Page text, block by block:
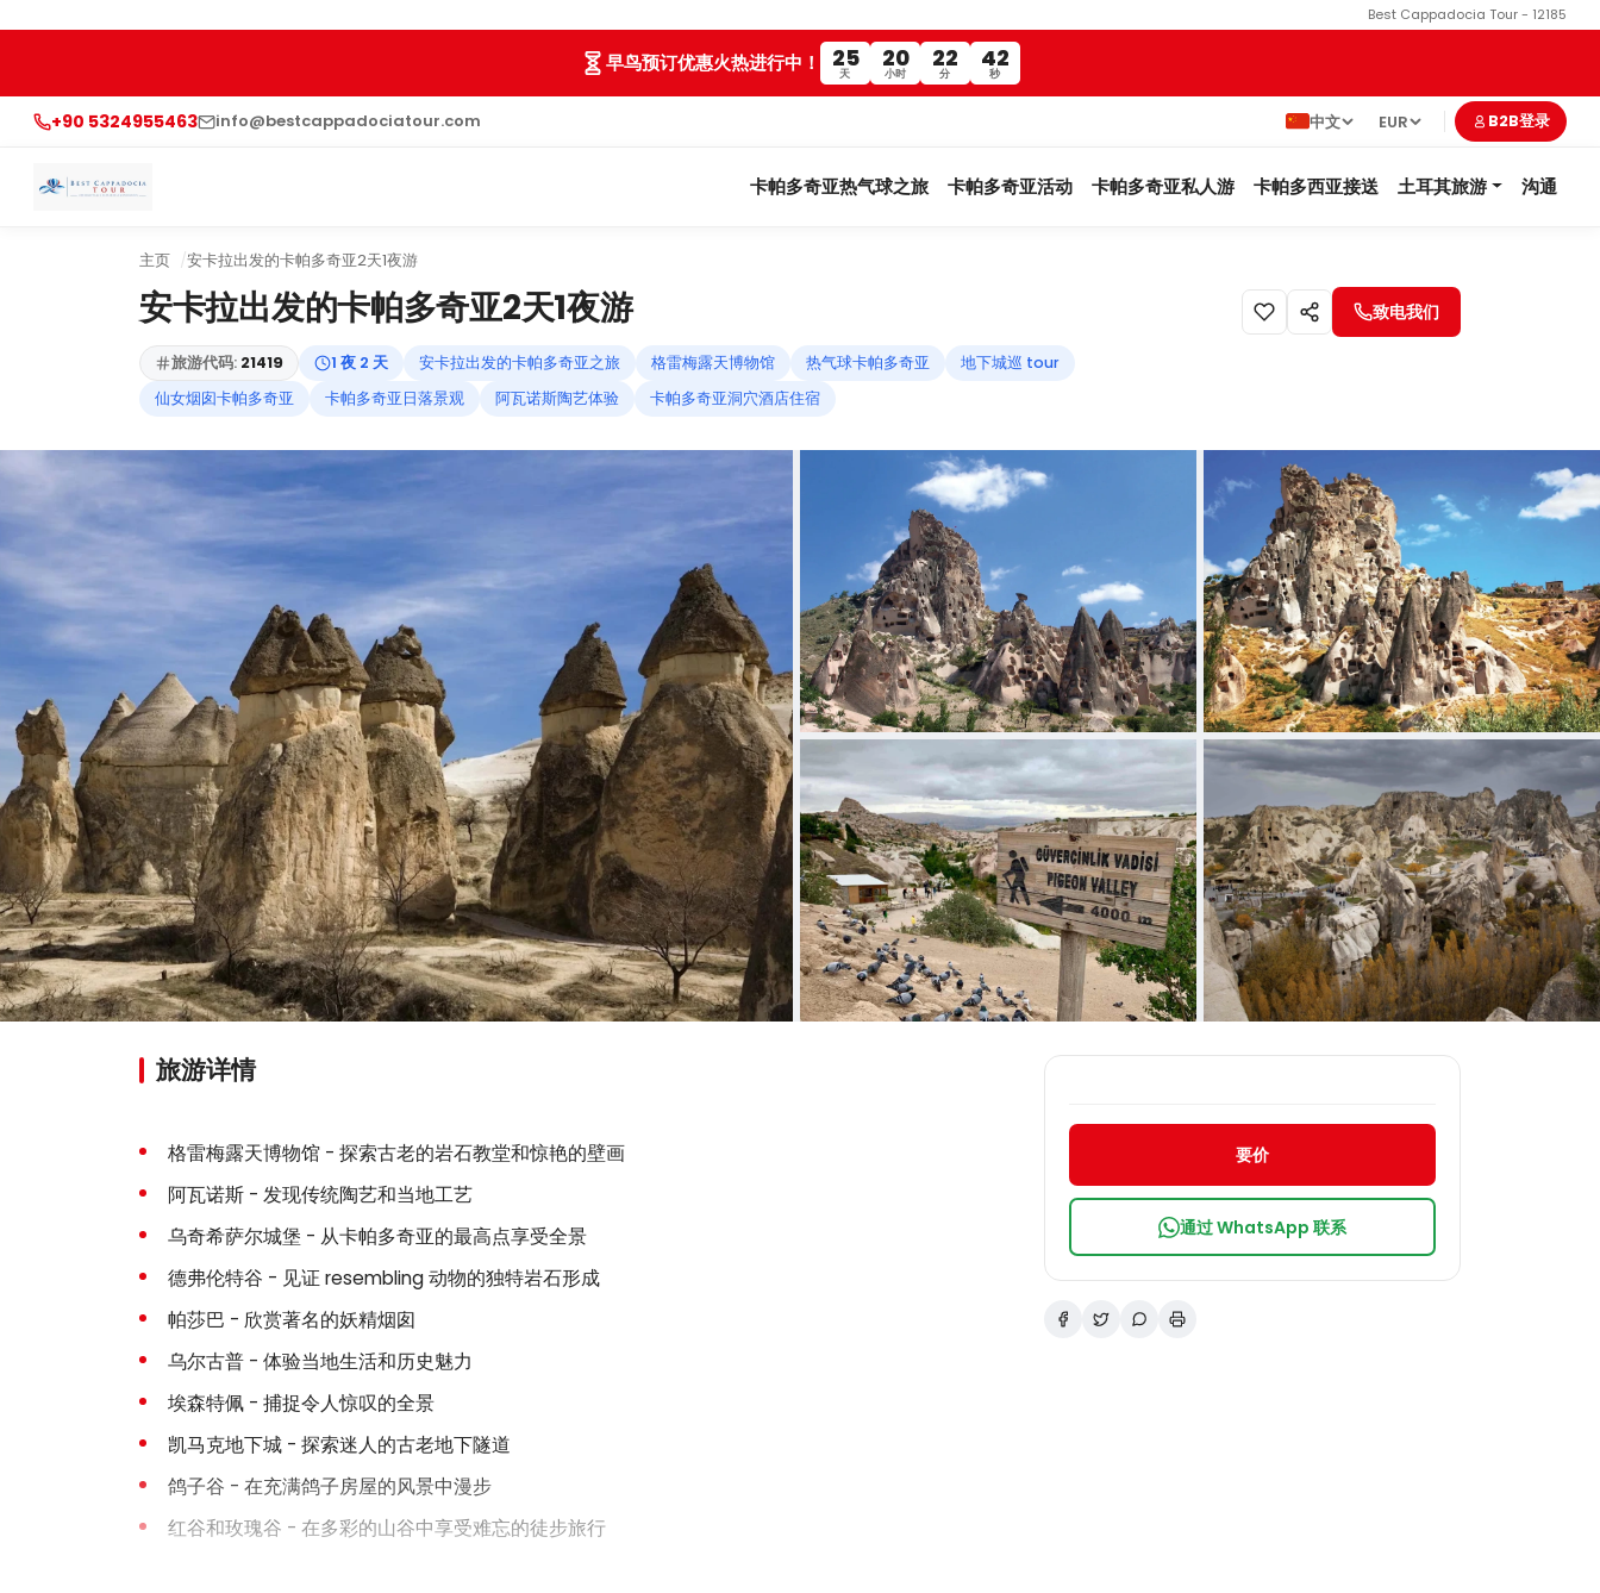
Best Cappadocia Tour - 12185
早鸟预订优惠火热进行中！ 25
天
20
小时
22
分
41
秒
+90 5324955463 info@bestcappadociatour.com 中文 EUR B2B登录
卡帕多奇亚热气球之旅 卡帕多奇亚活动 卡帕多奇亚私人游 卡帕多西亚接送 土耳其旅游 沟通
主页 安卡拉出发的卡帕多奇亚2天1夜游
安卡拉出发的卡帕多奇亚2天1夜游
旅游代码: 21419 1 夜 2 天 安卡拉出发的卡帕多奇亚之旅 格雷梅露天博物馆 热气球卡帕多奇亚
地下城巡 tour
仙女烟囱卡帕多奇亚
卡帕多奇亚日落景观 阿瓦诺斯陶艺体验 卡帕多奇亚洞穴酒店住宿
致电我们
旅游详情
格雷梅露天博物馆 - 探索古老的岩石教堂和惊艳的壁画
阿瓦诺斯 - 发现传统陶艺和当地工艺
乌奇希萨尔城堡 - 从卡帕多奇亚的最高点享受全景
德弗伦特谷 - 见证 resembling 动物的独特岩石形成
帕莎巴 - 欣赏著名的妖精烟囱
乌尔古普 - 体验当地生活和历史魅力
埃森特佩 - 捕捉令人惊叹的全景
凯马克地下城 - 探索迷人的古老地下隧道
鸽子谷 - 在充满鸽子房屋的风景中漫步
红谷和玫瑰谷 - 在多彩的山谷中享受难忘的徒步旅行
要价
通过 WhatsApp 联系